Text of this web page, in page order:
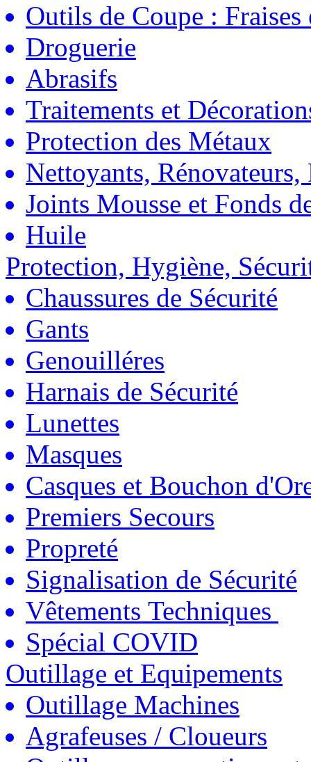
Outils de Coupe : Fraises
Droguerie
Abrasifs
Traitements et
Protection des Métaux
Nettoyants, Rénovateurs,
Joints Mousse et Fonds
Huile
Protection, Hygiène,
Chaussures de Sécurité
Gants
Genouilléres
Harnais de Sécurité
Lunettes
Masques
Casques et Bouchon
Premiers Secours
Propreté
Signalisation de Sécurité
Vêtements Techniques
Spécial COVID
Outillage et Equipements
Outillage Machines
Agrafeuses / Cloueurs